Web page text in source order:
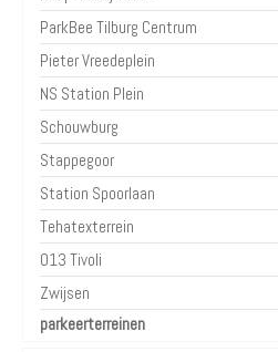
ParkBee Tilburg Centrum
Pieter Vreedeplein
NS Station Plein
Schouwburg
Stappegoor
Station Spoorlaan
Tehatexterrein
013 Tivoli
Zwijsen
parkeerterreinen